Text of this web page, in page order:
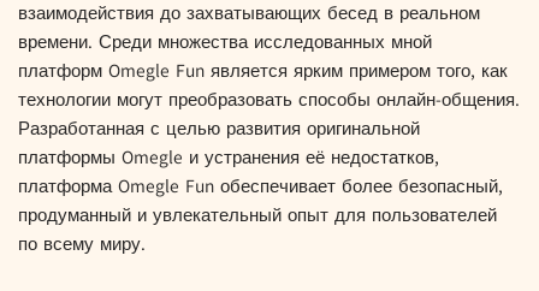
взаимодействия до захватывающих бесед в реальном
времени. Среди множества исследованных мной
платформ Omegle Fun является ярким примером того, как
технологии могут преобразовать способы онлайн-общения.
Разработанная с целью развития оригинальной
платформы Omegle и устранения её недостатков,
платформа Omegle Fun обеспечивает более безопасный,
продуманный и увлекательный опыт для пользователей
по всему миру.